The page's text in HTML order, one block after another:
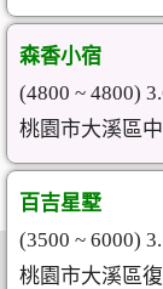
森香小宿
(4800 ~ 4800)
桃園市大溪區
百吉星墅
(3500 ~ 6000)
桃園市大溪區